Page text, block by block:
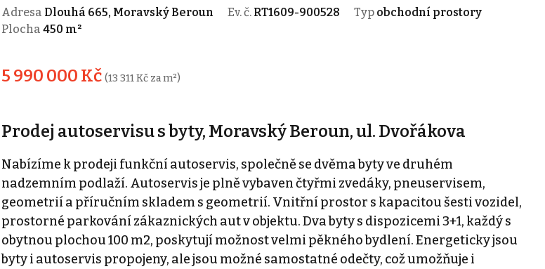
Adresa Dlouhá 665, Moravský Beroun Ev. č. RT1609-900528 Typ obchodní prostory
Plocha 450 m²
5 990 000 Kč (13 311 Kč za m²)
Prodej autoservisu s byty, Moravský Beroun, ul. Dvořákova
Nabízíme k prodeji funkční autoservis, společně se dvěma byty ve druhém
nadzemním podlaží. Autoservis je plně vybaven čtyřmi zvedáky, pneuservisem,
geometrií a příručním skladem s geometrií. Vnitřní prostor s kapacitou šesti vozidel,
prostorné parkování zákaznických aut v objektu. Dva byty s dispozicemi 3+1, každý s
obytnou plochou 100 m2, poskytují možnost velmi pěkného bydlení. Energeticky jsou
byty i autoservis propojeny, ale jsou možné samostatné odečty, což umožňuje i